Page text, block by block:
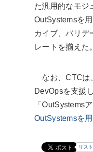
た汎用的なモジ
OutSystemsを
カイブ、バリデ
レートを揃えた。
なお、CTCは
DevOpsを支援
「OutSystems
OutSystemsを
リスト